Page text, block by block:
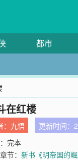
都市
在红楼
九悟 更新时间：
完本
节：新书《明帝国的崛